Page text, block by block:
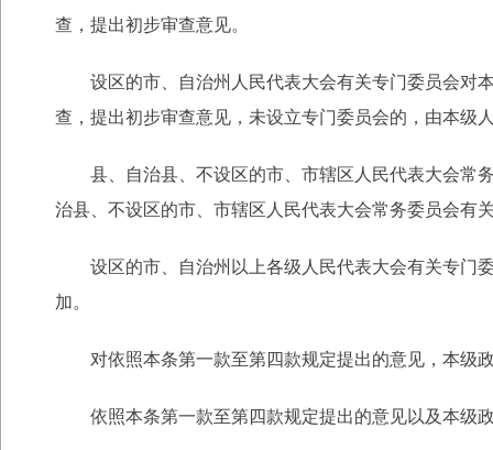
查，提出初步审查意见。
设区的市、自治州人民代表大会有关专门委员会对本
查，提出初步审查意见，未设立专门委员会的，由本级
县、自治县、不设区的市、市辖区人民代表大会常务
治县、不设区的市、市辖区人民代表大会常务委员会有
设区的市、自治州以上各级人民代表大会有关专门委
加。
对依照本条第一款至第四款规定提出的意见，本级
依照本条第一款至第四款规定提出的意见以及本级